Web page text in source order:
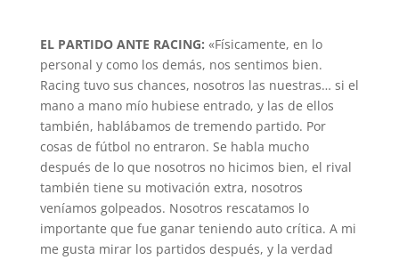
EL PARTIDO ANTE RACING: «Físicamente, en lo
personal y como los demás, nos sentimos bien.
Racing tuvo sus chances, nosotros las nuestras… si el
mano a mano mío hubiese entrado, y las de ellos
también, hablábamos de tremendo partido. Por
cosas de fútbol no entraron. Se habla mucho
después de lo que nosotros no hicimos bien, el rival
también tiene su motivación extra, nosotros
veníamos golpeados. Nosotros rescatamos lo
importante que fue ganar teniendo auto crítica. A mi
me gusta mirar los partidos después, y la verdad